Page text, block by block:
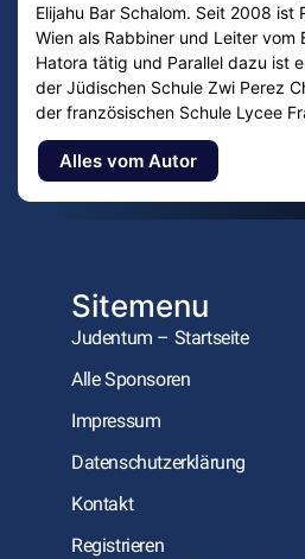
Elijahu Bar Schalom. Seit 2008 ist
Wien als Rabbiner und Leiter vom
Hatora tätig und Parallel dazu ist
der Jüdischen Schule Zwi Perez
der französischen Schule Lycee
Alles vom Autor
Sitemenu
Judentum – Startseite
Alle Sponsoren
Impressum
Datenschutzerklärung
Kontakt
Registrieren